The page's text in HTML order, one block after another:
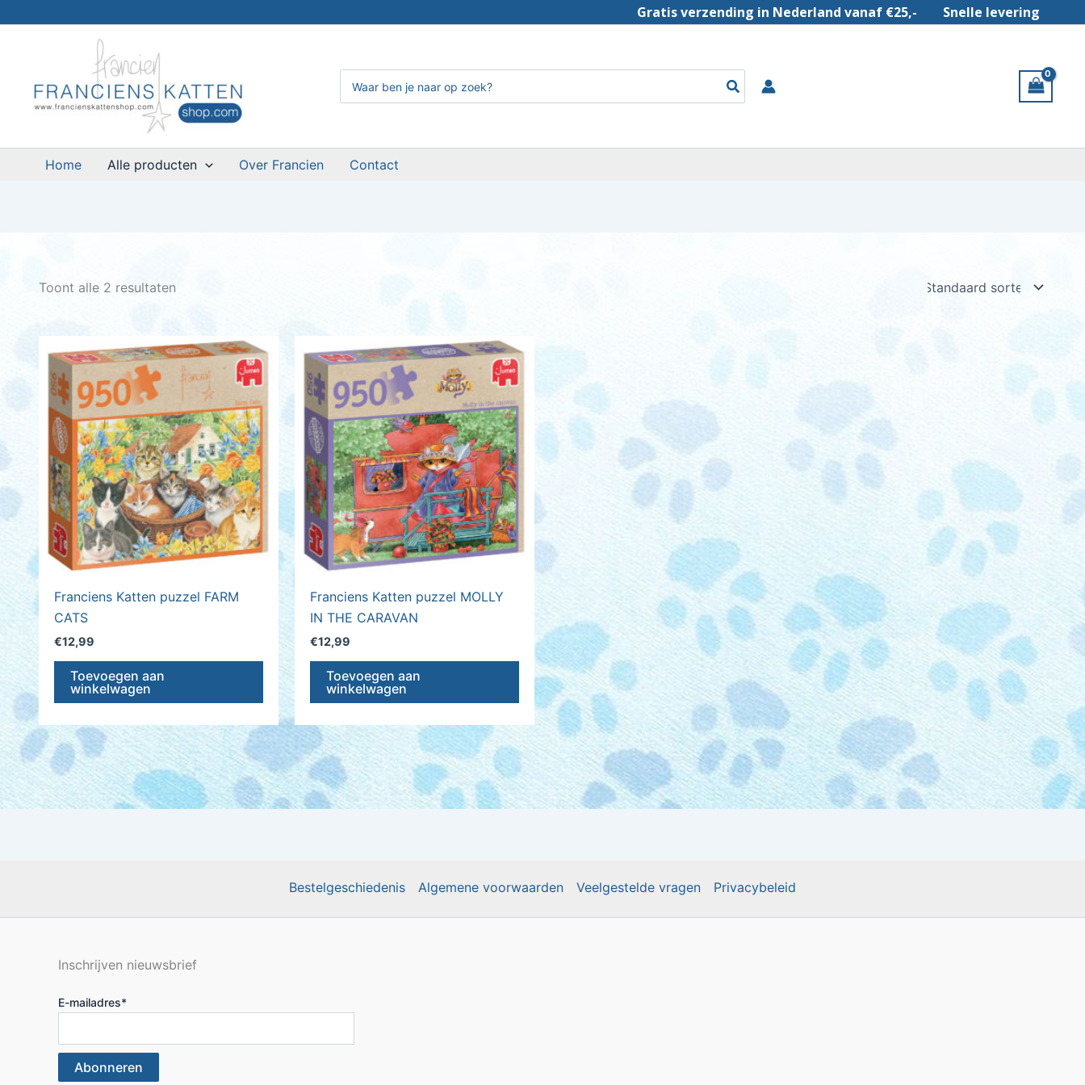
Gratis verzending in Nederland vanaf €25,- Snelle levering
naar:
Home Alle producten Over Francien Contact
Toont alle 2 resultaten
Franciens Katten puzzel FARM
CATS
€12,99
Toevoegen aan
winkelwagen
Franciens Katten puzzel MOLLY
IN THE CARAVAN
€12,99
Toevoegen aan
winkelwagen
Bestelgeschiedenis Algemene voorwaarden Veelgestelde vragen Privacybeleid
Inschrijven nieuwsbrief
E-mailadres*
Abonneren